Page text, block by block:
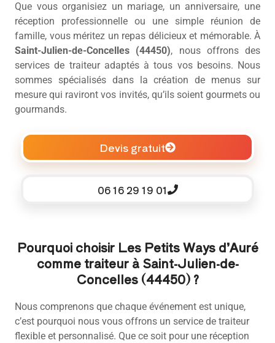
Que vous organisiez un mariage, un anniversaire, une
réception professionnelle ou une simple réunion de
famille, vous méritez un repas délicieux et mémorable. À
Saint-Julien-de-Concelles (44450), nous offrons des
services de traiteuradaptés à tous vos besoins. Nous
sommes spécialisés dans la création de menus sur
mesure qui raviront vos invités, qu’ils soient gourmets ou
gourmands.
Devis gratuit
06 16 29 19 01
Pourquoi choisir Les Petits Ways d’Auré
comme traiteur à Saint-Julien-de-
Concelles (44450) ?
Nous comprenons que chaque événement est unique,
c’est pourquoi nous vous offrons un service de traiteur
flexible et personnalisé. Que ce soit pour une réception